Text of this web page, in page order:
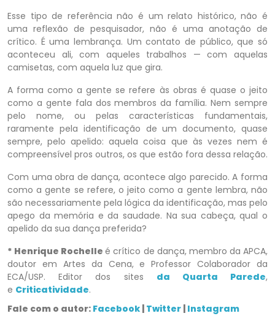
Esse tipo de referência não é um relato histórico, não é
uma reflexão de pesquisador, não é uma anotação de
crítico. É uma lembrança. Um contato de público, que só
aconteceu ali, com aqueles trabalhos — com aquelas
camisetas, com aquela luz que gira.
A forma como a gente se refere às obras é quase o jeito
como a gente fala dos membros da família. Nem sempre
pelo nome, ou pelas características fundamentais,
raramente pela identificação de um documento, quase
sempre, pelo apelido: aquela coisa que às vezes nem é
compreensível pros outros, os que estão fora dessa relação.
Com uma obra de dança, acontece algo parecido. A forma
como a gente se refere, o jeito como a gente lembra, não
são necessariamente pela lógica da identificação, mas pelo
apego da memória e da saudade. Na sua cabeça, qual o
apelido da sua dança preferida?
* Henrique Rochelleé crítico de dança, membro da APCA,
doutor em Artes da Cena, e Professor Colaborador da
ECA/USP. Editor dos sites da Quarta Parede,
e Criticatividade.
Fale com o autor: Facebook Twitter Instagram